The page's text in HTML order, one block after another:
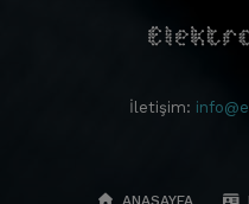
İletişim:
ANASAYFA